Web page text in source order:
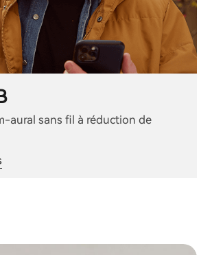
aural sans fil à réduction de